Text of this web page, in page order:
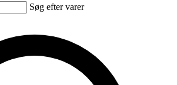
Søg efter varer